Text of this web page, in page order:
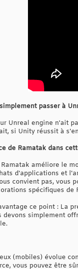
passer à
Unreal engine n'ait
si Unity réussit à
de Ramatak dans
améliore le
d'applications et
convient pas, vous
spécifiques
ce point : La
devons simplement
(mobiles) évolue
vous pouvez être